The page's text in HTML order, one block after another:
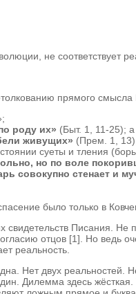
не соответствует
прямого смысла
роду их» (Быт. 1, 11-25);
живущих» (Прем. 1,
суеты и тления
но по воле
совокупно стенает и
было только в
Писания.
отцов [1]. Но ведь
реальность.
Нет двух
Дилемма здесь